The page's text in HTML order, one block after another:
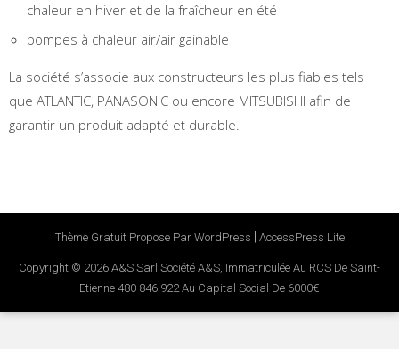
chaleur en hiver et de la fraîcheur en été
pompes à chaleur air/air gainable
La société s’associe aux constructeurs les plus fiables tels
que ATLANTIC, PANASONIC ou encore MITSUBISHI afin de
garantir un produit adapté et durable.
Thème Gratuit Propose Par WordPress AccessPress Lite
Copyright © 2026 A&S Sarl Société A&S, Immatriculée Au RCS De Saint-
Etienne 480 846 922 Au Capital Social De 6000€